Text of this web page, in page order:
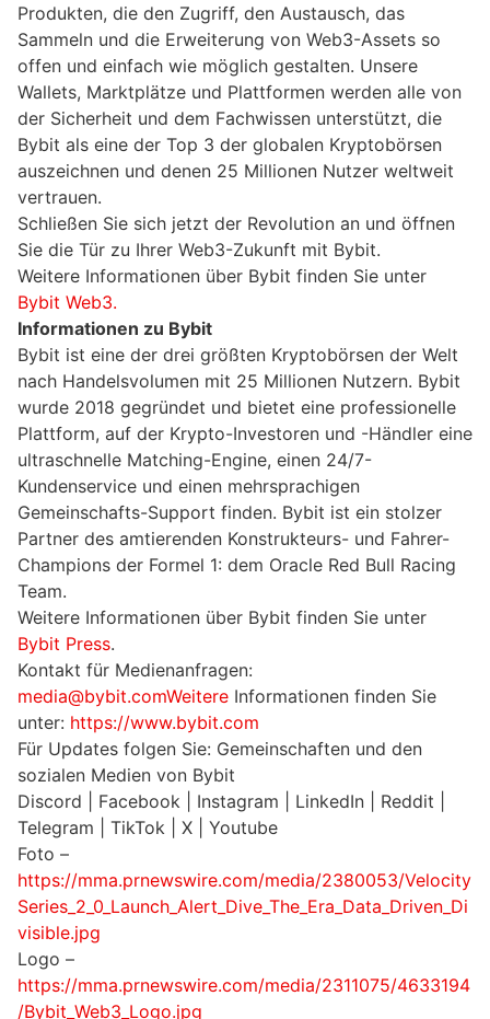
Produkten, die den Zugriff, den Austausch, das
Sammeln und die Erweiterung von Web3-Assets so
offen und einfach wie möglich gestalten. Unsere
Wallets, Marktplätze und Plattformen werden alle von
der Sicherheit und dem Fachwissen unterstützt, die
Bybit als eine der Top 3 der globalen Kryptobörsen
auszeichnen und denen 25 Millionen Nutzer weltweit
vertrauen.
Schließen Sie sich jetzt der Revolution an und öffnen
Sie die Tür zu Ihrer Web3-Zukunft mit Bybit.
Weitere Informationen über Bybit finden Sie unter
Bybit Web3.
Informationen zu Bybit
Bybit ist eine der drei größten Kryptobörsen der Welt
nach Handelsvolumen mit 25 Millionen Nutzern. Bybit
wurde 2018 gegründet und bietet eine professionelle
Plattform, auf der Krypto-Investoren und -Händler eine
ultraschnelle Matching-Engine, einen 24/7-
Kundenservice und einen mehrsprachigen
Gemeinschafts-Support finden. Bybit ist ein stolzer
Partner des amtierenden Konstrukteurs- und Fahrer-
Champions der Formel 1: dem Oracle Red Bull Racing
Team.
Weitere Informationen über Bybit finden Sie unter
Bybit Press.
Kontakt für Medienanfragen:
media@bybit.comWeitere Informationen finden Sie
unter: https://www.bybit.com
Für Updates folgen Sie: Gemeinschaften und den
sozialen Medien von Bybit
Discord | Facebook | Instagram | LinkedIn | Reddit |
Telegram | TikTok | X | Youtube
Foto –
https://mma.prnewswire.com/media/2380053/Velocity
Series_2_0_Launch_Alert_Dive_The_Era_Data_Driven_Di
visible.jpg
Logo –
https://mma.prnewswire.com/media/2311075/4633194
/Bybit_Web3_Logo.jpg